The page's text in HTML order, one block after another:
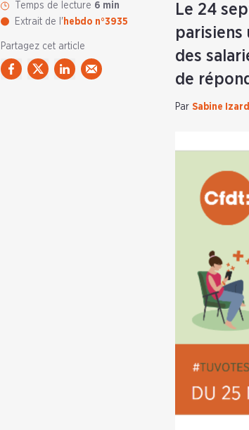
Temps de lecture 6 min
Extrait de l' hebdo n°3935
Partagez cet article
Le 24
parisiens
des
de
Par Sabine Izard